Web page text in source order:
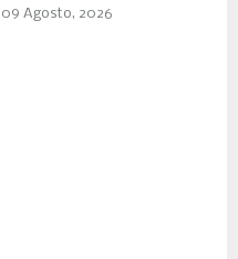
09 Agosto, 2026